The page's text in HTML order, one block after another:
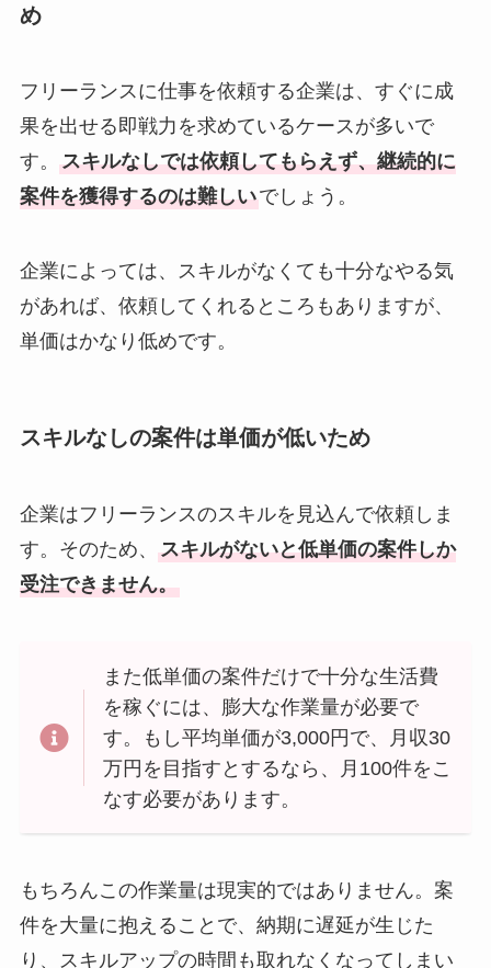
め
フリーランスに仕事を依頼する企業は、すぐに成
果を出せる即戦力を求めているケースが多いで
す。 スキルなしでは依頼してもらえず、継続的に
案件を獲得するのは難しいでしょう。
企業によっては、スキルがなくても十分なやる気
があれば、依頼してくれるところもありますが、
単価はかなり低めです。
スキルなしの案件は単価が低いため
企業はフリーランスのスキルを見込んで依頼しま
す。そのため、 スキルがないと低単価の案件しか
受注できません。
また低単価の案件だけで十分な生活費
を稼ぐには、膨大な作業量が必要で
す。もし平均単価が3,000円で、月収30
万円を目指すとするなら、月100件をこ
なす必要があります。
もちろんこの作業量は現実的ではありません。案
件を大量に抱えることで、納期に遅延が生じた
り、スキルアップの時間も取れなくなってしまい